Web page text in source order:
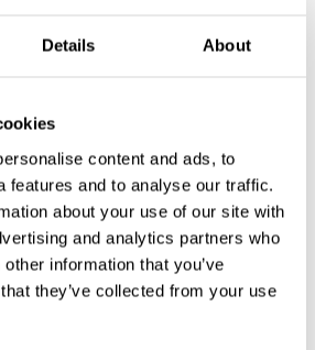
Details About
content and ads, to
features and to analyse our traffic.
about your use of our site with
and analytics partners who
information that you’ve
they’ve collected from your use
suihkutetaan magneettijauhetta.
magneettijauhe tarttuu
valo auttaa havaitsemaan
fluorisoivan magneettijauheen.